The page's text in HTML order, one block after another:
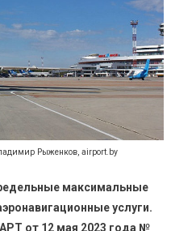
Рыженков, airport.by
максимальные
услуги.
от 12 мая 2023 года №